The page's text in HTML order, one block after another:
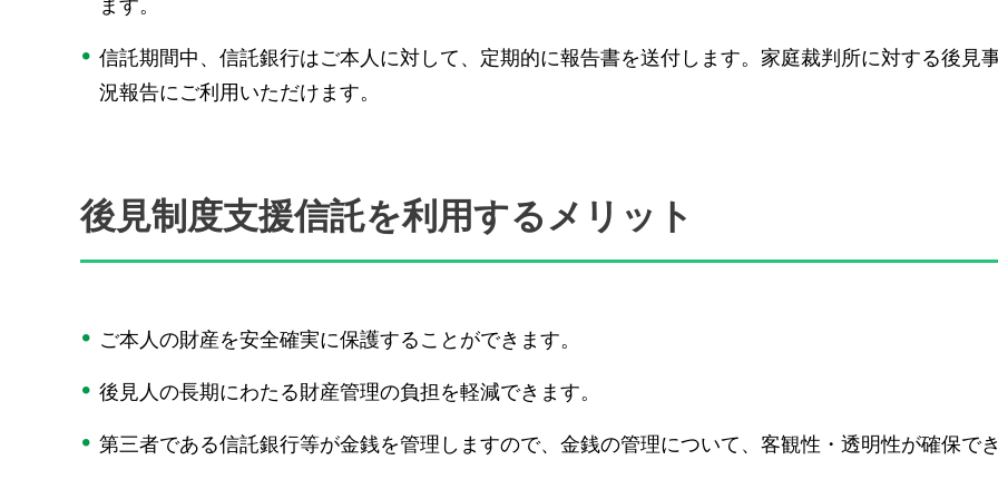
ます。
信託期間中、信託銀行はご本人に対して、定期的に報告書を送付します。家庭裁判所に対する後見
況報告にご利用いただけます。
後見制度支援信託を利用するメリット
ご本人の財産を安全確実に保護することができます。
後見人の長期にわたる財産管理の負担を軽減できます。
第三者である信託銀行等が金銭を管理しますので、金銭の管理について、客観性・透明性が確保でき